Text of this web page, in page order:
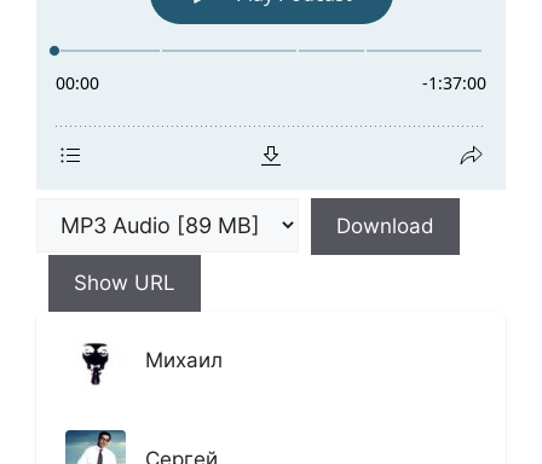
Download
Show URL
Михаил
Сергей